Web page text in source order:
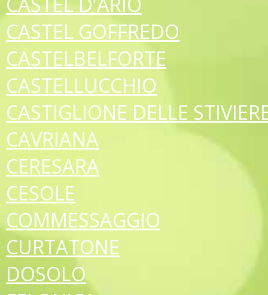
CASTEL GOFFREDO
CASTELBELFORTE
CASTELLUCCHIO
CASTIGLIONE DELLE
CAVRIANA
CERESARA
CESOLE
COMMESSAGGIO
CURTATONE
DOSOLO